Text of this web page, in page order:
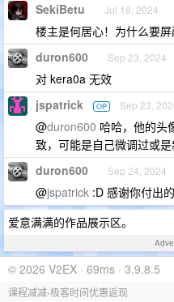
SekiBetu Jul 18, 2024
楼主是何居心！为什么要屏
duron600 Sep 23, 2024
对 kera0a 无效
jspatrick OP Sep 23,
@duron600 哈哈，他的头
致，可能是自己微调过或
duron600 Sep 24, 2024
@jspatrick :D 感谢你付出
爱意满满的作品展示区。
© 2026 V2EX · 69ms · 3.9.8.5
课程减减-极客时间优惠返现